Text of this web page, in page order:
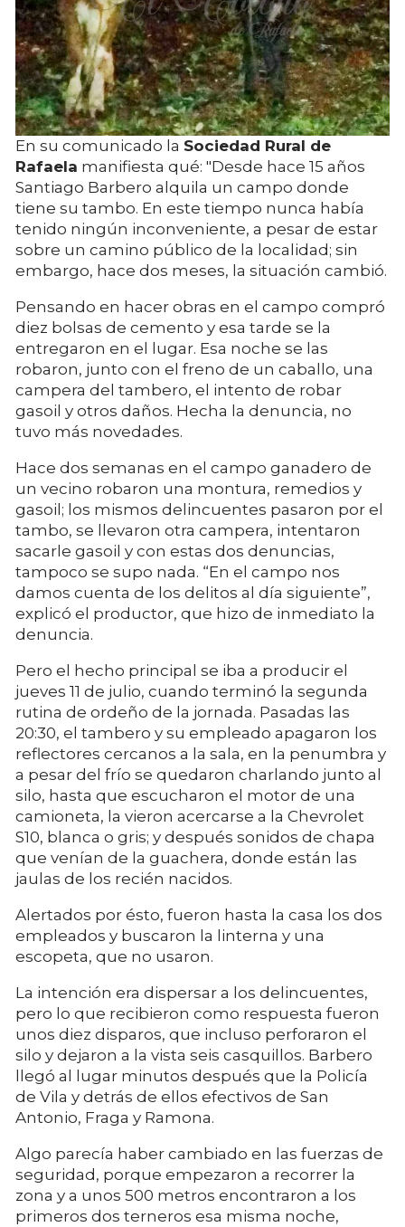
En su comunicado la Sociedad Rural de
Rafaela manifiesta qué: "Desde hace 15 años
Santiago Barbero alquila un campo donde
tiene su tambo. En este tiempo nunca había
tenido ningún inconveniente, a pesar de estar
sobre un camino público de la localidad; sin
embargo, hace dos meses, la situación cambió.
Pensando en hacer obras en el campo compró
diez bolsas de cemento y esa tarde se la
entregaron en el lugar. Esa noche se las
robaron, junto con el freno de un caballo, una
campera del tambero, el intento de robar
gasoil y otros daños. Hecha la denuncia, no
tuvo más novedades.
Hace dos semanas en el campo ganadero de
un vecino robaron una montura, remedios y
gasoil; los mismos delincuentes pasaron por el
tambo, se llevaron otra campera, intentaron
sacarle gasoil y con estas dos denuncias,
tampoco se supo nada. “En el campo nos
damos cuenta de los delitos al día siguiente”,
explicó el productor, que hizo de inmediato la
denuncia.
Pero el hecho principal se iba a producir el
jueves 11 de julio, cuando terminó la segunda
rutina de ordeño de la jornada. Pasadas las
20:30, el tambero y su empleado apagaron los
reflectores cercanos a la sala, en la penumbra y
a pesar del frío se quedaron charlando junto al
silo, hasta que escucharon el motor de una
camioneta, la vieron acercarse a la Chevrolet
S10, blanca o gris; y después sonidos de chapa
que venían de la guachera, donde están las
jaulas de los recién nacidos.
Alertados por ésto, fueron hasta la casa los dos
empleados y buscaron la linterna y una
escopeta, que no usaron.
La intención era dispersar a los delincuentes,
pero lo que recibieron como respuesta fueron
unos diez disparos, que incluso perforaron el
silo y dejaron a la vista seis casquillos. Barbero
llegó al lugar minutos después que la Policía
de Vila y detrás de ellos efectivos de San
Antonio, Fraga y Ramona.
Algo parecía haber cambiado en las fuerzas de
seguridad, porque empezaron a recorrer la
zona y a unos 500 metros encontraron a los
primeros dos terneros esa misma noche,